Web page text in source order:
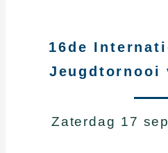
16de
Jeugdtornooi
Zaterdag 17